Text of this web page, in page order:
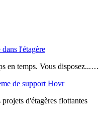
l'étagère
en temps. Vous disposez...…
de support Hovr
d'étagères flottantes